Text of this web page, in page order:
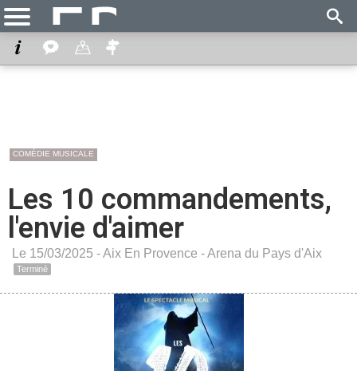
COMÉDIE MUSICALE
Les 10 commandements,
l'envie d'aimer
Le 15/03/2025 -Aix En Provence -Arena du Pays d'Aix
Terminé